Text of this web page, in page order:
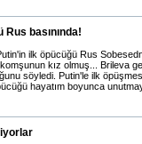
basınında!
ilk öpücüğü Rus
kız olmuş... Brileva
söyledi. Putin'le ilk
hayatım boyunca